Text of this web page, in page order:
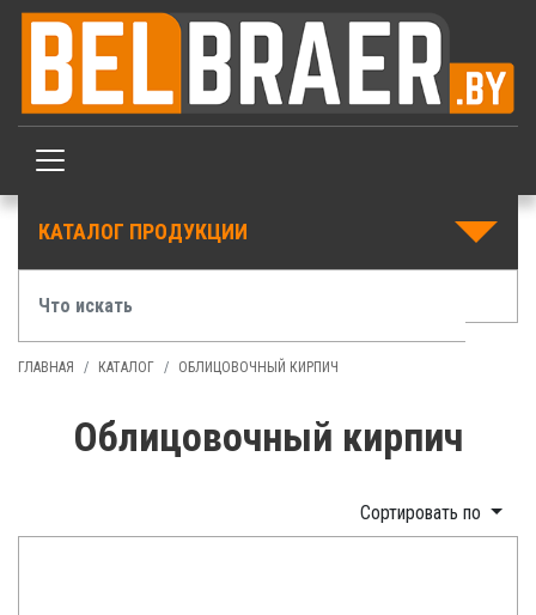
КАТАЛОГ ПРОДУКЦИИ
ГЛАВНАЯ КАТАЛОГ ОБЛИЦОВОЧНЫЙ КИРПИЧ
Облицовочный кирпич
Сортировать по